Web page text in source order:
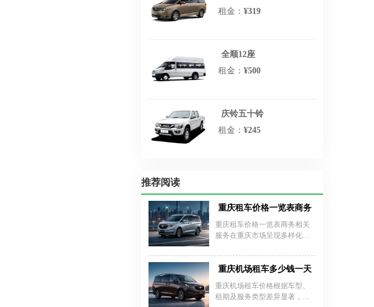
租金： ¥319
全顺12座
租金： ¥500
庆铃五十铃
租金： ¥245
推荐阅读
重庆租车价格一览表商务
重庆租车价格一览表商务相关
服务在重庆市场呈现多样化选
驰威霆、丰田埃尔法等主流车
型，日租价格区间为400元至
等本地企业为例，别克GL8基础
日租约500-800元（含司机），
重庆机场租车多少钱一天
重庆机场租车价格根据车型、
租期及服务类型差异显著，涵